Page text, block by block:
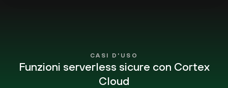
CASI D'USO
Funzioni serverless sicure con Cortex
Cloud